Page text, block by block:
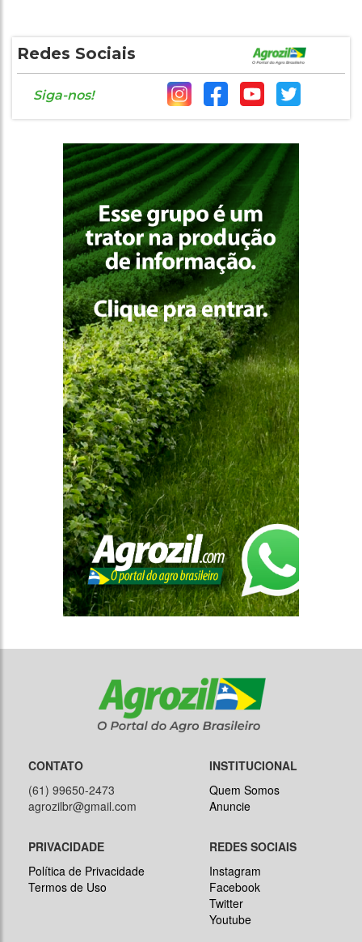
Redes Sociais
Siga-nos!
CONTATO
(61) 99650-2473
agrozilbr@gmail.com
INSTITUCIONAL
Quem Somos
Anuncie
PRIVACIDADE
Política de Privacidade
Termos de Uso
REDES SOCIAIS
Instagram
Facebook
Twitter
Youtube